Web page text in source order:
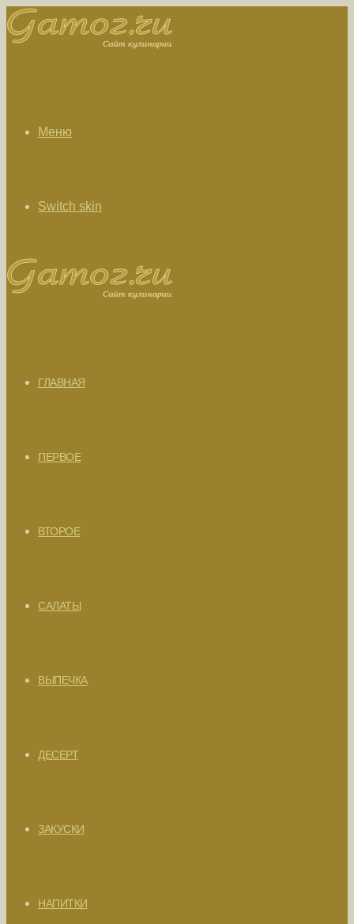
Меню
Switch skin
ГЛАВНАЯ
ПЕРВОЕ
ВТОРОЕ
САЛАТЫ
ВЫПЕЧКА
ДЕСЕРТ
ЗАКУСКИ
НАПИТКИ